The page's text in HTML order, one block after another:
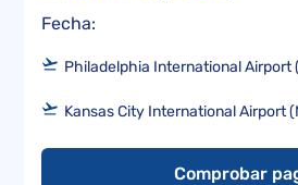
Fecha:
Philadelphia International Airport
Kansas City International Airport
Comprobar